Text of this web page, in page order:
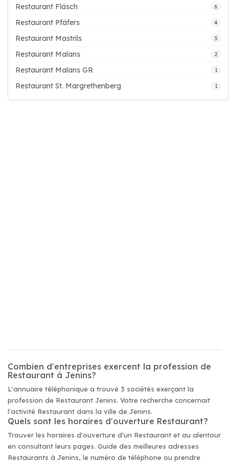
Restaurant Fläsch 6
Restaurant Pfäfers 4
Restaurant Mastrils 3
Restaurant Malans 2
Restaurant Malans GR 1
Restaurant St. Margrethenberg 1
Combien d'entreprises exercent la profession de
Restaurant à Jenins?
L'annuaire téléphonique a trouvé 3 sociétés exerçant la
profession de Restaurant Jenins. Votre recherche concernait
l'activité Restaurant dans la ville de Jenins.
Quels sont les horaires d'ouverture Restaurant?
Trouver les horaires d'ouverture d'un Restaurant et au alentour
en consultant leurs pages. Guide des meilleures adresses
Restaurants à Jenins, le numéro de téléphone ou prendre